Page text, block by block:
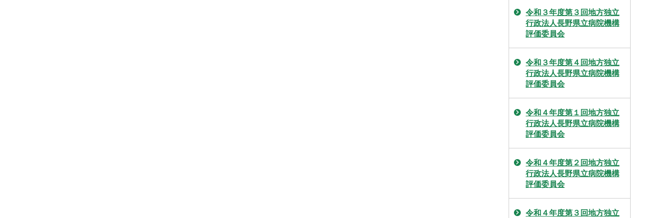
令和３年度第３回地方独立
行政法人長野県立病院機構
評価委員会
令和３年度第４回地方独立
行政法人長野県立病院機構
評価委員会
令和４年度第１回地方独立
行政法人長野県立病院機構
評価委員会
令和４年度第２回地方独立
行政法人長野県立病院機構
評価委員会
令和４年度第３回地方独立